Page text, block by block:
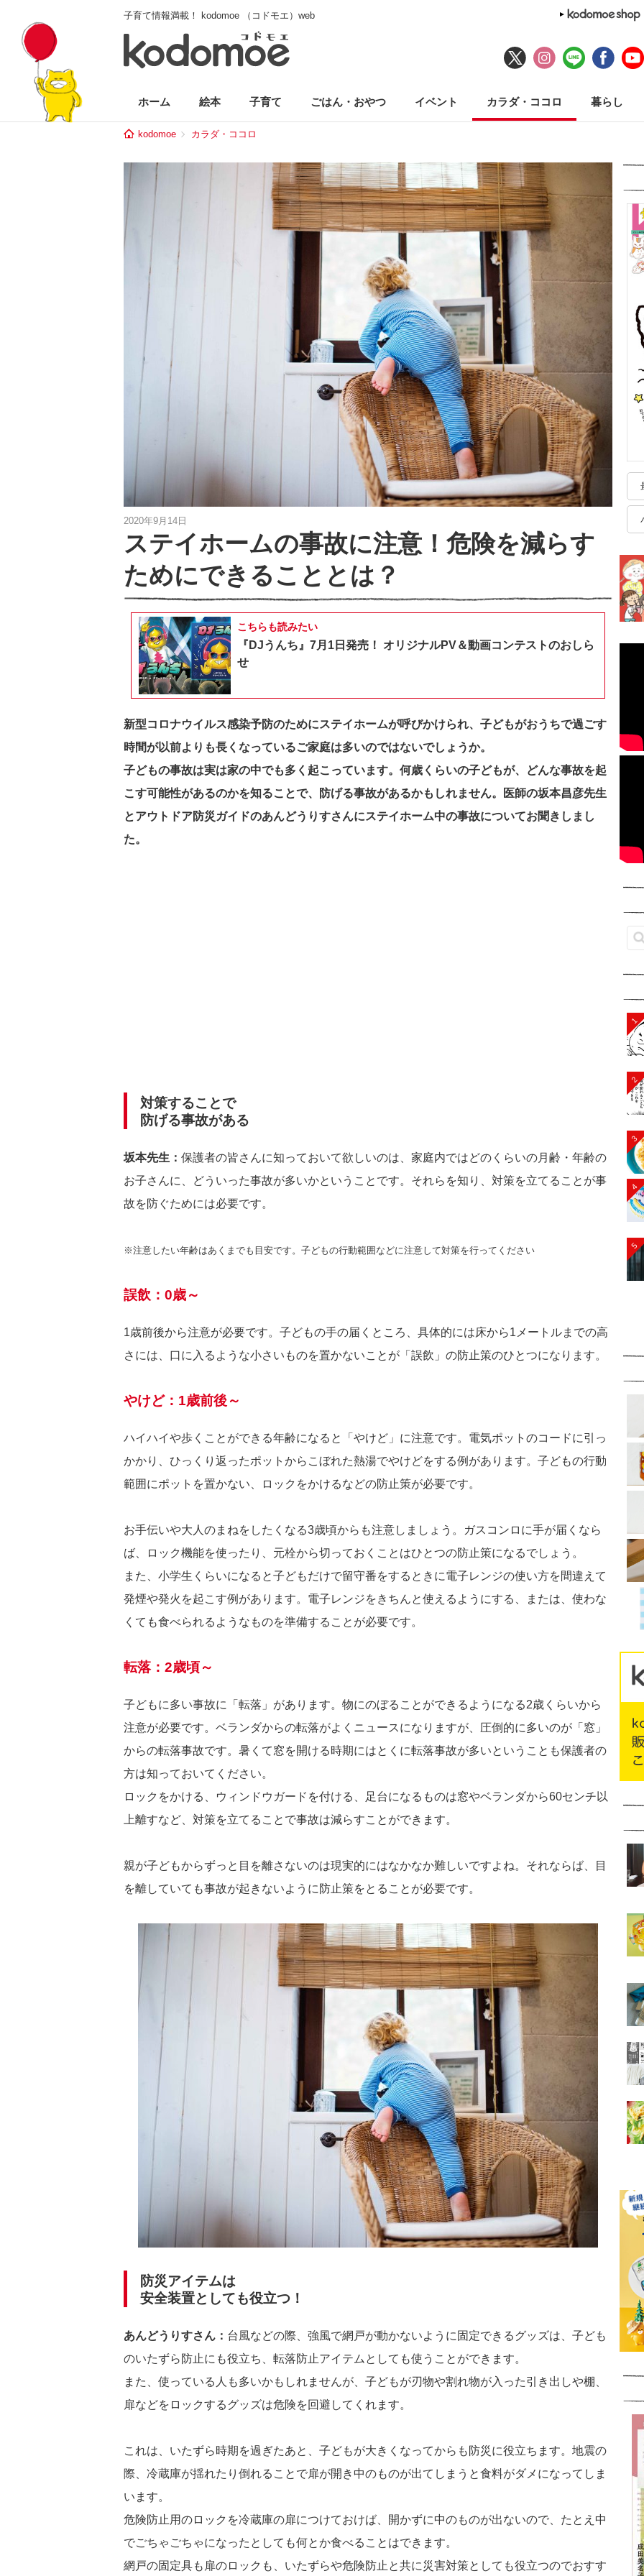
子育て情報満載！ kodomoe （コドモエ）web
ホーム 絵本 子育て ごはん・おやつ イベント カラダ・ココロ 暮らし
kodomoe カラダ・ココロ
2020年9月14日
ステイホームの事故に注意！危険を減らす
ためにできることとは？
こちらも読みたい
『DJうんち』7月1日発売！ オリジナルPV＆動画コンテストのおしら
せ
新型コロナウイルス感染予防のためにステイホームが呼びかけられ、子どもがおうちで過ごす
時間が以前よりも長くなっているご家庭は多いのではないでしょうか。
子どもの事故は実は家の中でも多く起こっています。何歳くらいの子どもが、どんな事故を起
こす可能性があるのかを知ることで、防げる事故があるかもしれません。医師の坂本昌彦先生
とアウトドア防災ガイドのあんどうりすさんにステイホーム中の事故についてお聞きしまし
た。
対策することで
防げる事故がある
坂本先生： 保護者の皆さんに知っておいて欲しいのは、家庭内ではどのくらいの月齢・年齢の
お子さんに、どういった事故が多いかということです。それらを知り、対策を立てることが事
故を防ぐためには必要です。
※注意したい年齢はあくまでも目安です。子どもの行動範囲などに注意して対策を行ってください
誤飲：0歳～
1歳前後から注意が必要です。子どもの手の届くところ、具体的には床から1メートルまでの高
さには、口に入るような小さいものを置かないことが「誤飲」の防止策のひとつになります。
やけど：1歳前後～
ハイハイや歩くことができる年齢になると「やけど」に注意です。電気ポットのコードに引っ
かかり、ひっくり返ったポットからこぼれた熱湯でやけどをする例があります。子どもの行動
範囲にポットを置かない、ロックをかけるなどの防止策が必要です。
お手伝いや大人のまねをしたくなる3歳頃からも注意しましょう。ガスコンロに手が届くなら
ば、ロック機能を使ったり、元栓から切っておくことはひとつの防止策になるでしょう。
また、小学生くらいになると子どもだけで留守番をするときに電子レンジの使い方を間違えて
発煙や発火を起こす例があります。電子レンジをきちんと使えるようにする、または、使わな
くても食べられるようなものを準備することが必要です。
転落：2歳頃～
子どもに多い事故に「転落」があります。物にのぼることができるようになる2歳くらいから
注意が必要です。ベランダからの転落がよくニュースになりますが、圧倒的に多いのが「窓」
からの転落事故です。暑くて窓を開ける時期にはとくに転落事故が多いということも保護者の
方は知っておいてください。
ロックをかける、ウィンドウガードを付ける、足台になるものは窓やベランダから60センチ以
上離すなど、対策を立てることで事故は減らすことができます。
親が子どもからずっと目を離さないのは現実的にはなかなか難しいですよね。それならば、目
を離していても事故が起きないように防止策をとることが必要です。
防災アイテムは
安全装置としても役立つ！
あんどうりすさん： 台風などの際、強風で網戸が動かないように固定できるグッズは、子ども
のいたずら防止にも役立ち、転落防止アイテムとしても使うことができます。
また、使っている人も多いかもしれませんが、子どもが刃物や割れ物が入った引き出しや棚、
扉などをロックするグッズは危険を回避してくれます。
これは、いたずら時期を過ぎたあと、子どもが大きくなってからも防災に役立ちます。地震の
際、冷蔵庫が揺れたり倒れることで扉が開き中のものが出てしまうと食料がダメになってしま
います。
危険防止用のロックを冷蔵庫の扉につけておけば、開かずに中のものが出ないので、たとえ中
でごちゃごちゃになったとしても何とか食べることはできます。
網戸の固定具も扉のロックも、いたずらや危険防止と共に災害対策としても役立つのでおすす
1
2
3
4
5